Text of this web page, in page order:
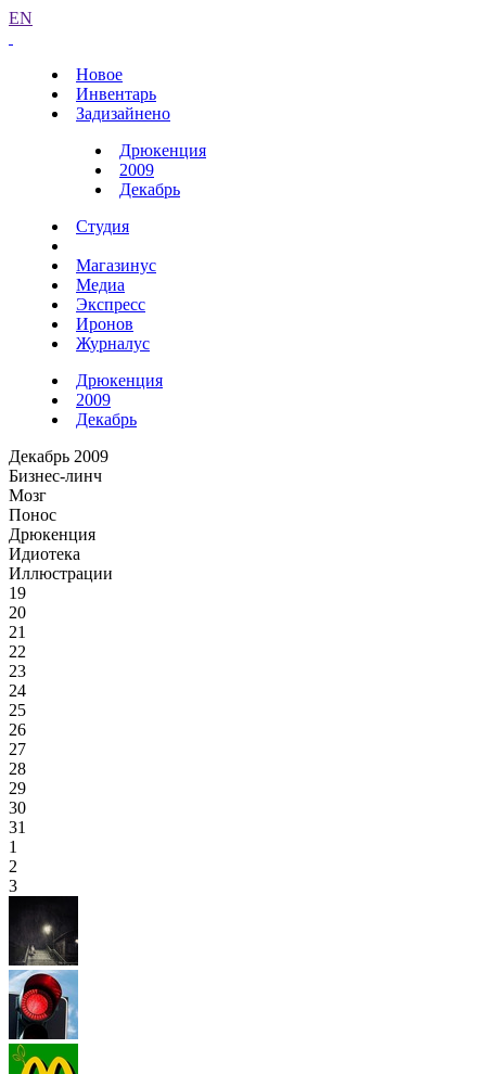
EN
Новое
Инвентарь
Задизайнено
Дрюкенция
2009
Декабрь
Студия
Магазинус
Медиа
Экспресс
Иронов
Журналус
Дрюкенция
2009
Декабрь
Декабрь 2009
Бизнес-линч
Мозг
Понос
Дрюкенция
Идиотека
Иллюстрации
19
20
21
22
23
24
25
26
27
28
29
30
31
1
2
3